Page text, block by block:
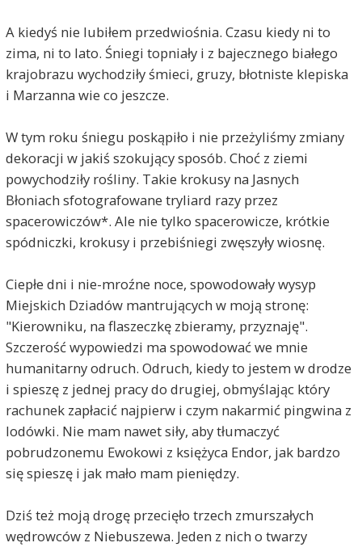
A kiedyś nie lubiłem przedwiośnia. Czasu kiedy ni to
zima, ni to lato. Śniegi topniały i z bajecznego białego
krajobrazu wychodziły śmieci, gruzy, błotniste klepiska
i Marzanna wie co jeszcze.
W tym roku śniegu poskąpiło i nie przeżyliśmy zmiany
dekoracji w jakiś szokujący sposób. Choć z ziemi
powychodziły rośliny. Takie krokusy na Jasnych
Błoniach sfotografowane tryliard razy przez
spacerowiczów*. Ale nie tylko spacerowicze, krótkie
spódniczki, krokusy i przebiśniegi zwęszyły wiosnę.
Ciepłe dni i nie-mroźne noce, spowodowały wysyp
Miejskich Dziadów mantrujących w moją stronę:
"Kierowniku, na flaszeczkę zbieramy, przyznaję".
Szczerość wypowiedzi ma spowodować we mnie
humanitarny odruch. Odruch, kiedy to jestem w drodze
i spieszę z jednej pracy do drugiej, obmyślając który
rachunek zapłacić najpierw i czym nakarmić pingwina z
lodówki. Nie mam nawet siły, aby tłumaczyć
pobrudzonemu Ewokowi z księżyca Endor, jak bardzo
się spieszę i jak mało mam pieniędzy.
Dziś też moją drogę przecięło trzech zmurszałych
wędrowców z Niebuszewa. Jeden z nich o twarzy